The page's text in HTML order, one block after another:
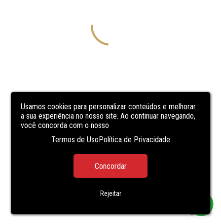
Usamos cookies para personalizar conteúdos e melhorar
a sua experiência no nosso site. Ao continuar navegando,
você concorda com o nosso
Termos de UsoPolítica de Privacidade
Concordar
Rejeitar